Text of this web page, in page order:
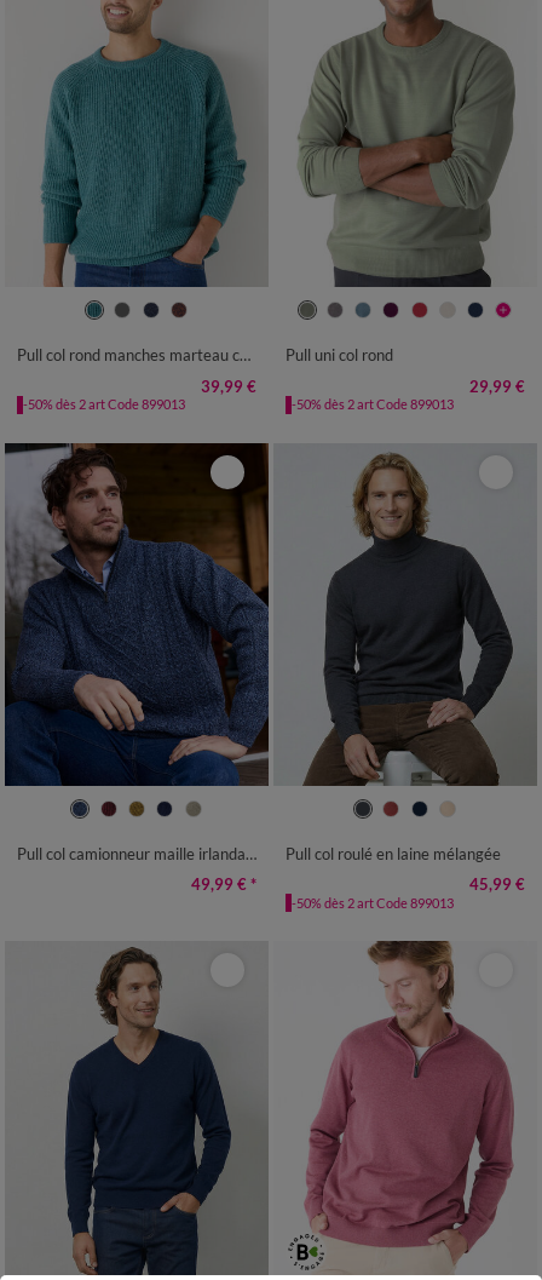
L XL XXL 3XL
Pull col rond manches marteau côtes anglaises 30% laine
39,99 €
-50% dès 2 art Code 899013
S M L XL XXL 3XL 4XL
Pull uni col rond
29,99 €
-50% dès 2 art Code 899013
L XL XXL 3XL
Pull col camionneur maille irlandaise
49,99 € *
M L XL XXL
Pull col roulé en laine mélangée
45,99 €
-50% dès 2 art Code 899013